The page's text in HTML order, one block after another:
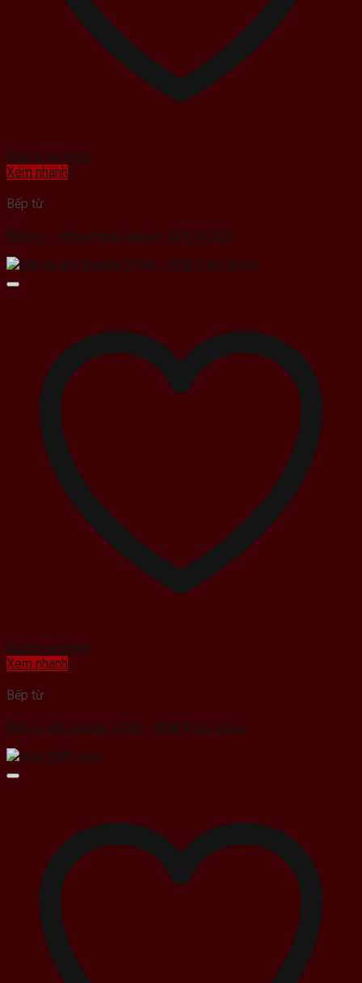
Add to wishlist
Xem nhanh
Bếp từ
Bếp từ – hồng ngoại Spelier SPE HC928
Add to wishlist
Xem nhanh
Bếp từ
Bếp từ đôi Spelier SPM – 928I Plus Snow